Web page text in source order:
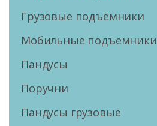
Грузовые подъёмники
Мобильные подъемники
Пандусы
Поручни
Пандусы грузовые